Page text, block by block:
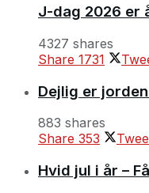
J-dag 2026 er
4327 shares
Share 1731
Dejlig er
883 shares
Share 353
Hvid jul i år –